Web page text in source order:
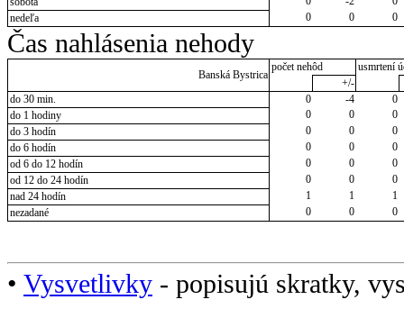
nedeľa
0 0 0
Čas nahlásenia nehody
Banská Bystrica
počet nehôd
usmrtení
+/-
do 30 min.
0 -4
0
do 1 hodiny
0 0
0
do 3 hodín
0 0
0
do 6 hodín
0 0
0
od 6 do 12 hodín
0 0
0
od 12 do 24 hodín
0 0
0
nad 24 hodín
1 1
1
nezadané
0 0 0
• Vysvetlivky - popisujú skratky,